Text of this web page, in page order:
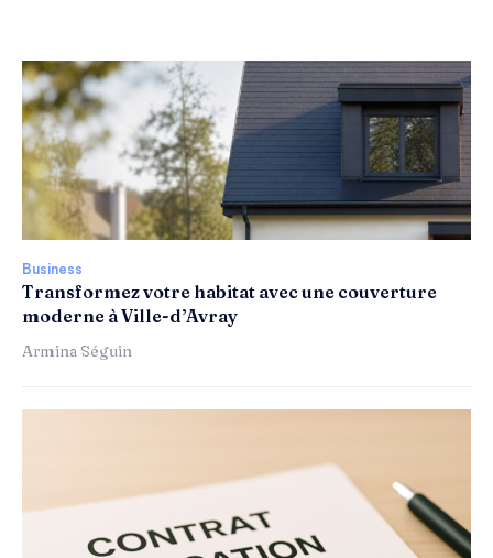
Business
Transformez votre habitat avec une couverture
moderne à Ville-d’Avray
Armina Séguin